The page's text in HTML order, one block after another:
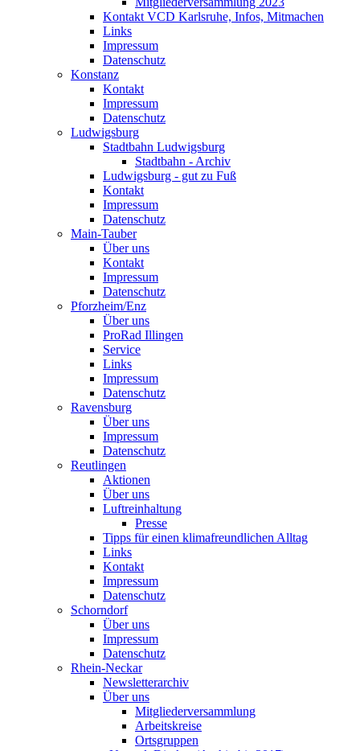
Kontakt VCD Karlsruhe, Infos, Mitmachen
Links
Impressum
Datenschutz
Konstanz
Kontakt
Impressum
Datenschutz
Ludwigsburg
Stadtbahn Ludwigsburg
Stadtbahn - Archiv
Ludwigsburg - gut zu Fuß
Kontakt
Impressum
Datenschutz
Main-Tauber
Über uns
Kontakt
Impressum
Datenschutz
Pforzheim/Enz
Über uns
ProRad Illingen
Service
Links
Impressum
Datenschutz
Ravensburg
Über uns
Impressum
Datenschutz
Reutlingen
Aktionen
Über uns
Luftreinhaltung
Presse
Tipps für einen klimafreundlichen Alltag
Links
Kontakt
Impressum
Datenschutz
Schorndorf
Über uns
Impressum
Datenschutz
Rhein-Neckar
Newsletterarchiv
Über uns
Mitgliederversammlung
Arbeitskreise
Ortsgruppen